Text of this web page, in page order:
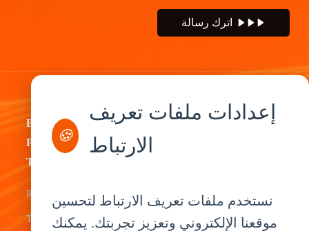
اترك رسالة
By
Product
Type
Rugged
Tablets
By
Industry
Management
Bus &
By
Delivery
Driver
By
Customization
White Label
🍪
إعدادات ملفات تعريف
الارتباط
نستخدم ملفات تعريف الارتباط لتحسين
موقعنا الإلكتروني وتعزيز تجربتك. يمكنك